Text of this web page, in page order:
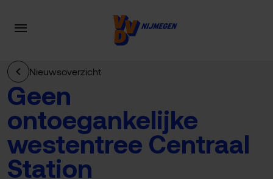
Nieuwsoverzicht
Geen
ontoegankelijke
westentree Centraal
Station